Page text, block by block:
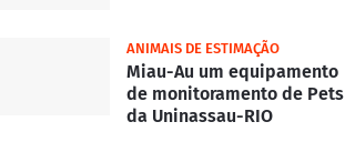
ANIMAIS DE ESTIMAÇÃO
Miau-Au um equipamento
de monitoramento de Pets
da Uninassau-RIO